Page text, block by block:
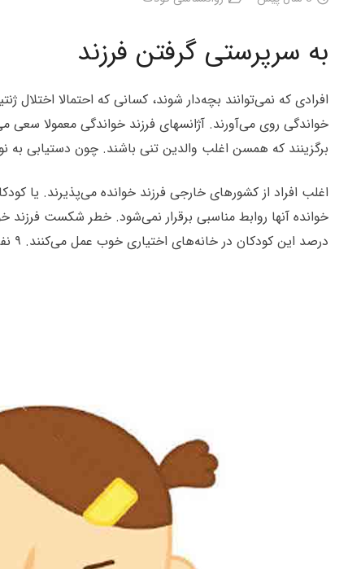
به سرپرستی گرفتن فرزند
افرادی که نمی‌توانند بچه‌دار شوند، کسانی که احتمالا اختلال
خواندگی روی می‌آورند. آژانسهای فرزند خواندگی معمولا سعی
برگزینند که همسن اغلب والدین تنی باشند. چون دستیابی به
اغلب افراد از کشورهای خارجی فرزند خوانده می‌پذیرند. یا
درصد این کودکان در خانه‌های اختیاری خوب عمل می‌کنند. ۹ نفر از ۱۰ نفری که خوب عمل نمی‌کنند، به والدین تازه‌ای سپرده می‌شوند و اغلب آنها از تجربه فرزند خواندگی احساس رضایت می‌کنند.